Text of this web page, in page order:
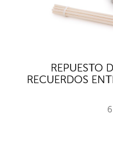
REPUESTO
RECUERDOS